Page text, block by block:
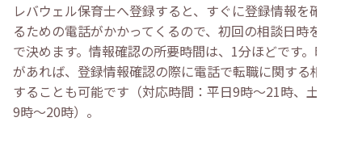
レバウェル保育士へ登録すると、すぐに登録情報を確認す
るための電話がかかってくるので、初回の相談日時を電話
で決めます。情報確認の所要時間は、1分ほどです。時間
があれば、登録情報確認の際に電話で転職に関する相談を
することも可能です（対応時間：平日9時～21時、土日祝
9時～20時）。